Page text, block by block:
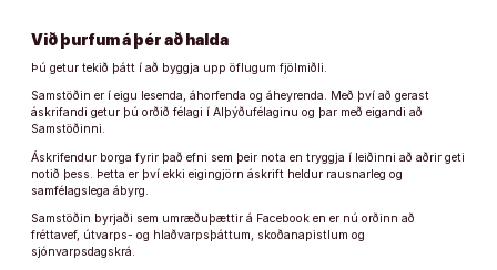
Við þurfum á þér að halda
Þú getur tekið þátt í að byggja upp öflugum fjölmiðli.
Samstöðin er í eigu lesenda, áhorfenda og áheyrenda. Með því að gerast
áskrifandi getur þú orðið félagi í Alþýðufélaginu og þar með eigandi að
Samstöðinni.
Áskrifendur borga fyrir það efni sem þeir nota en tryggja í leiðinni að aðrir geti
notið þess. Þetta er því ekki eigingjörn áskrift heldur rausnarleg og
samfélagslega ábyrg.
Samstöðin byrjaði sem umræðuþættir á Facebook en er nú orðinn að
fréttavef, útvarps- og hlaðvarpsþáttum, skoðanapistlum og
sjónvarpsdagskrá.